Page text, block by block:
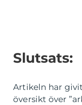
Slutsats:
Artikeln har
översikt över